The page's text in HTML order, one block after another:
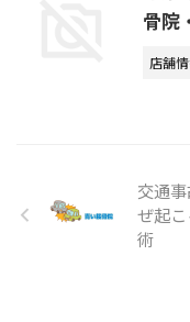
骨院
店舗
交通
ぜ起
術